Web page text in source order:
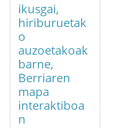
ikusgai,
hiriburuetak
o
auzoetakoak
barne,
Berriaren
mapa
interaktiboa
n